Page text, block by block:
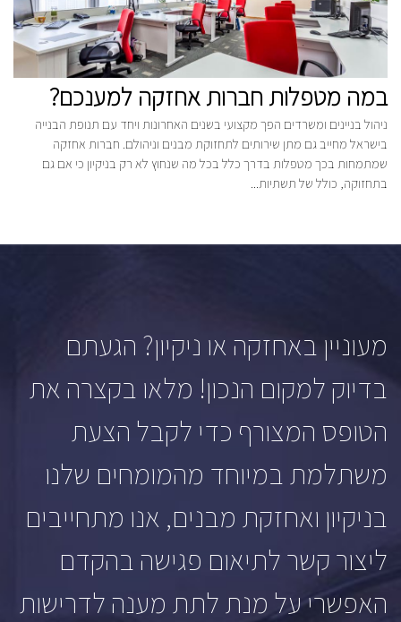
במה מטפלות חברות אחזקה למענכם?
ניהול בניינים ומשרדים הפך מקצועי בשנים האחרונות ויחד עם תנופת הבנייה
בישראל מחייב גם מתן שירותים לתחזוקת מבנים וניהולם. חברות אחזקה
שמתמחות בכך מטפלות בדרך כלל בכל מה שנחוץ לא רק בניקיון כי אם גם
בתחזוקה, כולל של תשתיות...
מעוניין באחזקה או ניקיון? הגעתם
בדיוק למקום הנכון! מלאו בקצרה את
הטופס המצורף כדי לקבל הצעת
משתלמת במיוחד מהמומחים שלנו
בניקיון ואחזקת מבנים, אנו מתחייבים
ליצור קשר לתיאום פגישה בהקדם
האפשרי על מנת לתת מענה לדרישות